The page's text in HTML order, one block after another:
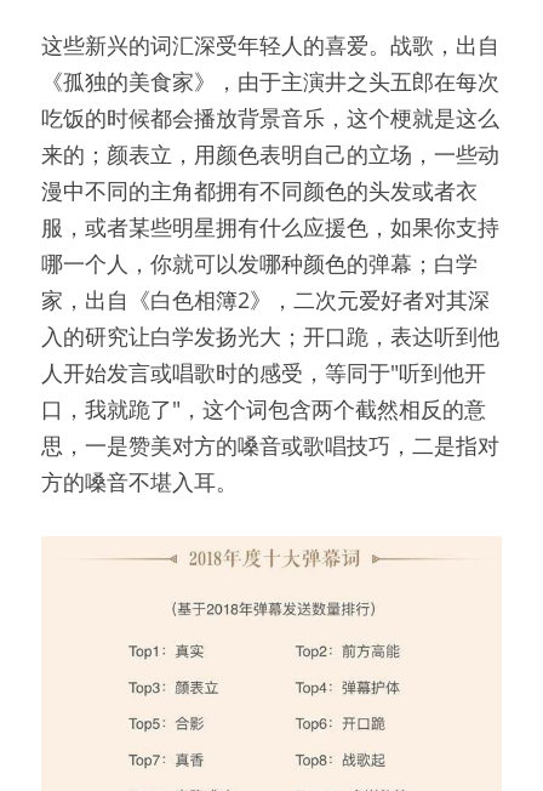
这些新兴的词汇深受年轻人的喜爱。战歌，出自
《孤独的美食家》，由于主演井之头五郎在每次
吃饭的时候都会播放背景音乐，这个梗就是这么
来的；颜表立，用颜色表明自己的立场，一些动
漫中不同的主角都拥有不同颜色的头发或者衣
服，或者某些明星拥有什么应援色，如果你支持
哪一个人，你就可以发哪种颜色的弹幕；白学
家，出自《白色相簿2》，二次元爱好者对其深
入的研究让白学发扬光大；开口跪，表达听到他
人开始发言或唱歌时的感受，等同于"听到他开
口，我就跪了"，这个词包含两个截然相反的意
思，一是赞美对方的嗓音或歌唱技巧，二是指对
方的嗓音不堪入耳。